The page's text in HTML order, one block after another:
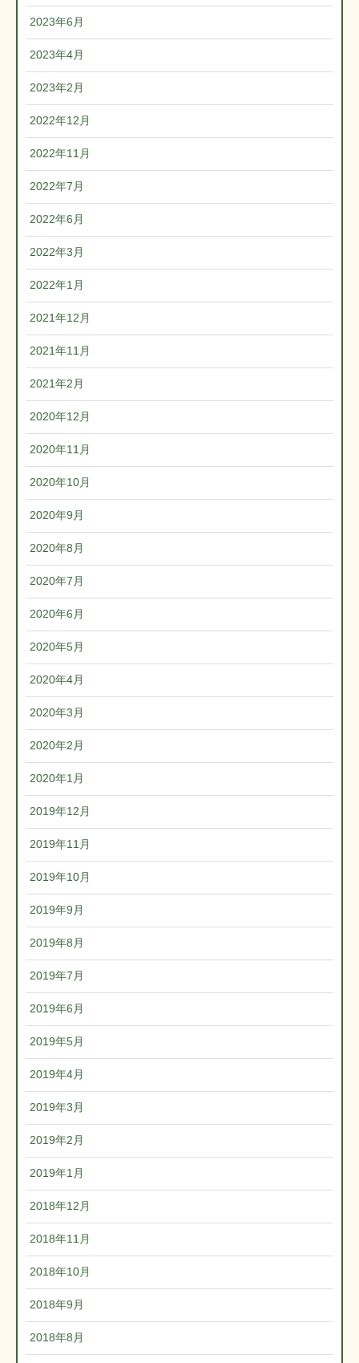
2023年6月
2023年4月
2023年2月
2022年12月
2022年11月
2022年7月
2022年6月
2022年3月
2022年1月
2021年12月
2021年11月
2021年2月
2020年12月
2020年11月
2020年10月
2020年9月
2020年8月
2020年7月
2020年6月
2020年5月
2020年4月
2020年3月
2020年2月
2020年1月
2019年12月
2019年11月
2019年10月
2019年9月
2019年8月
2019年7月
2019年6月
2019年5月
2019年4月
2019年3月
2019年2月
2019年1月
2018年12月
2018年11月
2018年10月
2018年9月
2018年8月